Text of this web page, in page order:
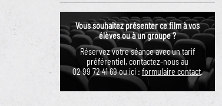
Vous souhaitez présenter ce film à vos
élèves ou à un groupe ?
Réservez votre séance avec un tarif
préférentiel, contactez-nous au
02 99 72 41 69 ou ici : formulaire contact.